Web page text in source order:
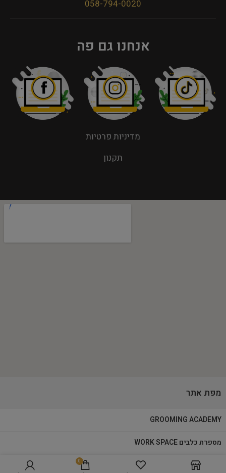
058-794-0020
אנחנו גם פה
מדיניות פרטיות
תקנון
מפת אתר
GROOMING ACADEMY
מספרת כלבים WORK SPACE
מוצרי טיפוח 0